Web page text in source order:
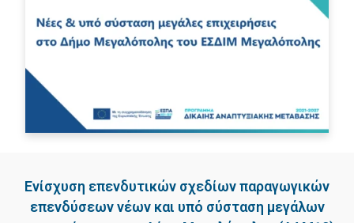
Ενίσχυση επενδυτικών σχεδίων παραγωγικών
επενδύσεων νέων και υπό σύσταση μεγάλων